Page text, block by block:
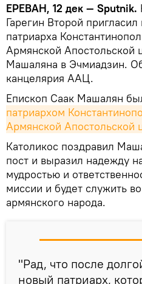
ЕРЕВАН, 12 дек — Sputnik.
Гарегин Второй
патриарха
Армянской Апостольской
Машаляна в Эчмиадзин.
канцелярия ААЦ.
Епископ Саак Машалян
патриархом
Армянской Апостольской
Католикос поздравил
пост и выразил надежду
мудростью и
миссии и будет служить
армянского народа.
"Рад, что после
новый патриарх,